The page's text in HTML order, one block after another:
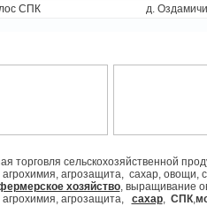
СПК д. Оздамичи
торговля сельскохозяйственной
агрозащита, сахар, овощи,
хозяйство, выращивание
агрозащита, сахар, СПК,